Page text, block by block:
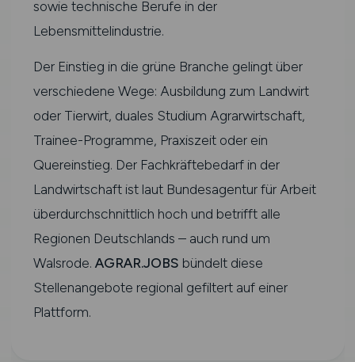
sowie technische Berufe in der
Lebensmittelindustrie.
Der Einstieg in die grüne Branche gelingt über
verschiedene Wege: Ausbildung zum Landwirt
oder Tierwirt, duales Studium Agrarwirtschaft,
Trainee-Programme, Praxiszeit oder ein
Quereinstieg. Der Fachkräftebedarf in der
Landwirtschaft ist laut Bundesagentur für Arbeit
überdurchschnittlich hoch und betrifft alle
Regionen Deutschlands – auch rund um
Walsrode. AGRAR.JOBS bündelt diese
Stellenangebote regional gefiltert auf einer
Plattform.